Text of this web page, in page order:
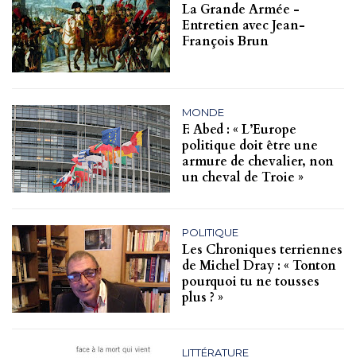
La Grande Armée -
Entretien avec Jean-
François Brun
MONDE
F. Abed : « L’Europe
politique doit être une
armure de chevalier, non
un cheval de Troie »
POLITIQUE
Les Chroniques terriennes
de Michel Dray : « Tonton
pourquoi tu ne tousses
plus ? »
LITTÉRATURE